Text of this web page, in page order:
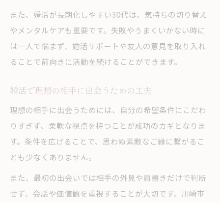
また、婚活が長期化しやすい30代は、気持ちの切り替え
やメンタルケアも重要です。失敗やうまくいかない時に
は一人で悩まず、婚活サポートや友人の意見を取り入れ
ることで前向きに活動を続けることができます。
婚活で理想の相手に出会うための工夫
理想の相手に出会うためには、自分の希望条件にこだわ
りすぎず、柔軟な視点を持つことが成功のカギとなりま
す。条件を広げることで、思わぬ素敵なご縁に繋がるこ
とも少なくありません。
また、最初の出会いでは相手の外見や肩書きだけで判断
せず、会話や価値観を重視することが大切です。川崎市